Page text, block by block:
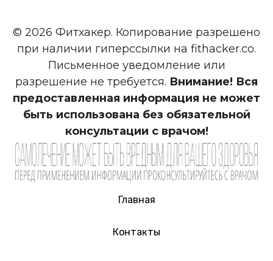
© 2026 Фитхакер. Копирование разрешено
при наличии гиперссылки на fithacker.co.
Письменное уведомление или
разрешение не требуется. Внимание! Вся
предоставленная информация не может
быть использована без обязательной
консультации с врачом!
Главная
Контакты